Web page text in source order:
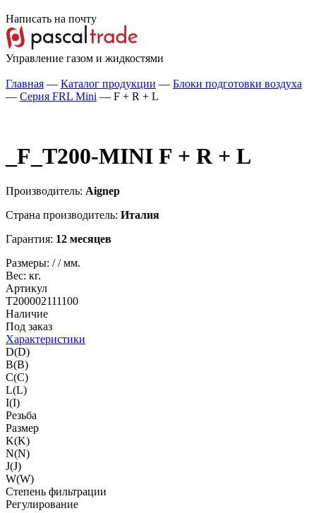
Написать на почту
Управление газом и жидкостями
Главная — Каталог продукции — Блоки подготовки воздуха
— Серия FRL Mini — F + R + L
_F_T200-MINI F + R + L
Производитель: Aignep
Страна производитель: Италия
Гарантия: 12 месяцев
Размеры: //мм.
Вес: кг.
Артикул
T200002111100
Наличие
Под заказ
Характеристики
D(D)
B(B)
C(C)
L(L)
I(I)
Резьба
Размер
K(K)
N(N)
J(J)
W(W)
Степень фильтрации
Регулирование